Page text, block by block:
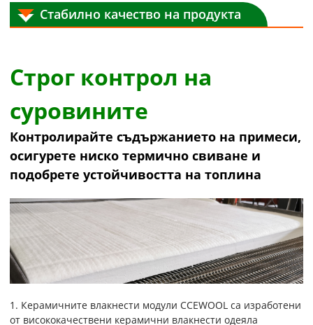
Стабилно качество на продукта
Строг контрол на
суровините
Контролирайте съдържанието на примеси,
осигурете ниско термично свиване и
подобрете устойчивостта на топлина
1. Керамичните влакнести модули CCEWOOL са изработени
от висококачествени керамични влакнести одеяла